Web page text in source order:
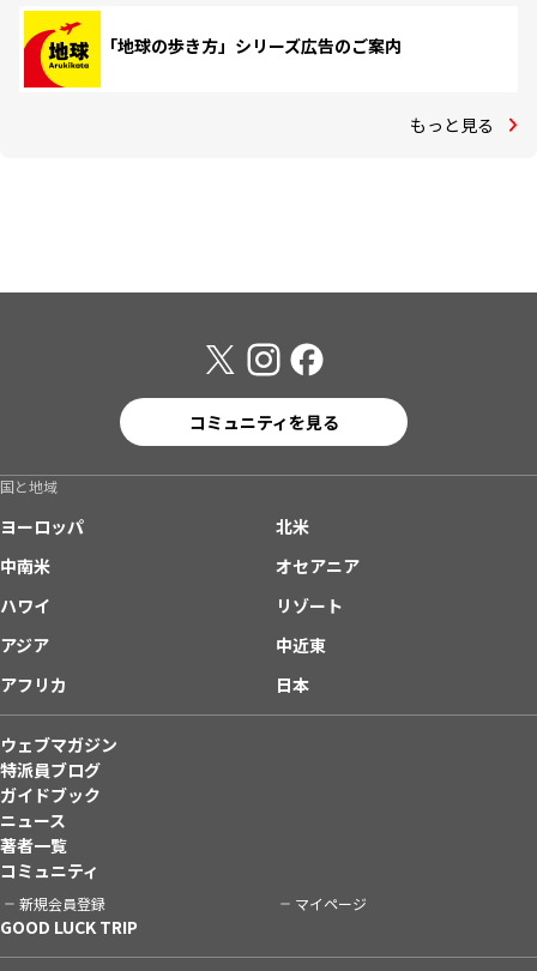
「地球の歩き方」シリーズ広告のご案内
もっと見る
コミュニティを見る
国と地域
ヨーロッパ
北米
中南米
オセアニア
ハワイ
リゾート
アジア
中近東
アフリカ
日本
ウェブマガジン
特派員ブログ
ガイドブック
ニュース
著者一覧
コミュニティ
新規会員登録 マイページ
GOOD LUCK TRIP